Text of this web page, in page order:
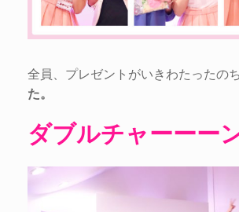
全員、プレゼントがいきわたったのち
た。
ダブルチャーーー